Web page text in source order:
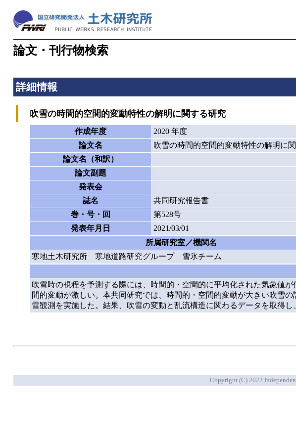
論文・刊行物検索
詳細情報
吹雪の時間的空間的変動特性の解明に関する研究
作成年度
2020 年度
論文名
吹雪の時間的空間的変動特性の解明に
論文名（和訳）
論文副題
発表会
誌名
共同研究報告書
巻・号・回
第528号
発表年月日
2021/03/01
所属研究室／機関名
寒地土木研究所 寒地道路研究グループ 雪氷チーム
吹雪時の視程を予測する際には、時間的・空間的に平均化された気象値
間的変動が激しい。本共同研究では、時間的・空間的変動が大きい吹雪
雪観測を実施した。結果、吹雪の変動と乱流構造に関わるデータを取得し
Copyright (C) 2022